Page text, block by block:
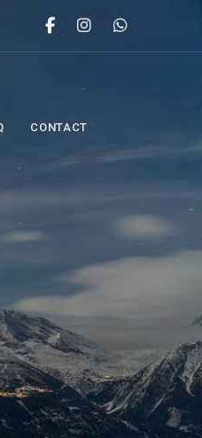
CONTACT